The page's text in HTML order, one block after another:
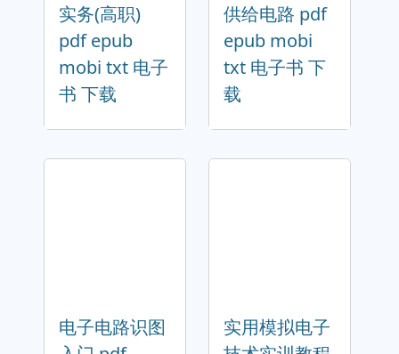
实务(高职)
pdf epub
mobi txt 电子
书 下载
供给电路 pdf
epub mobi
txt 电子书 下
载
电子电路识图
实用模拟电子